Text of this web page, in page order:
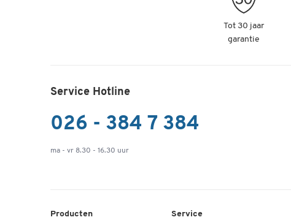
Tot 30 jaar
garantie
Service Hotline
026 - 384 7 384
ma - vr 8.30 - 16.30 uur
Producten Service